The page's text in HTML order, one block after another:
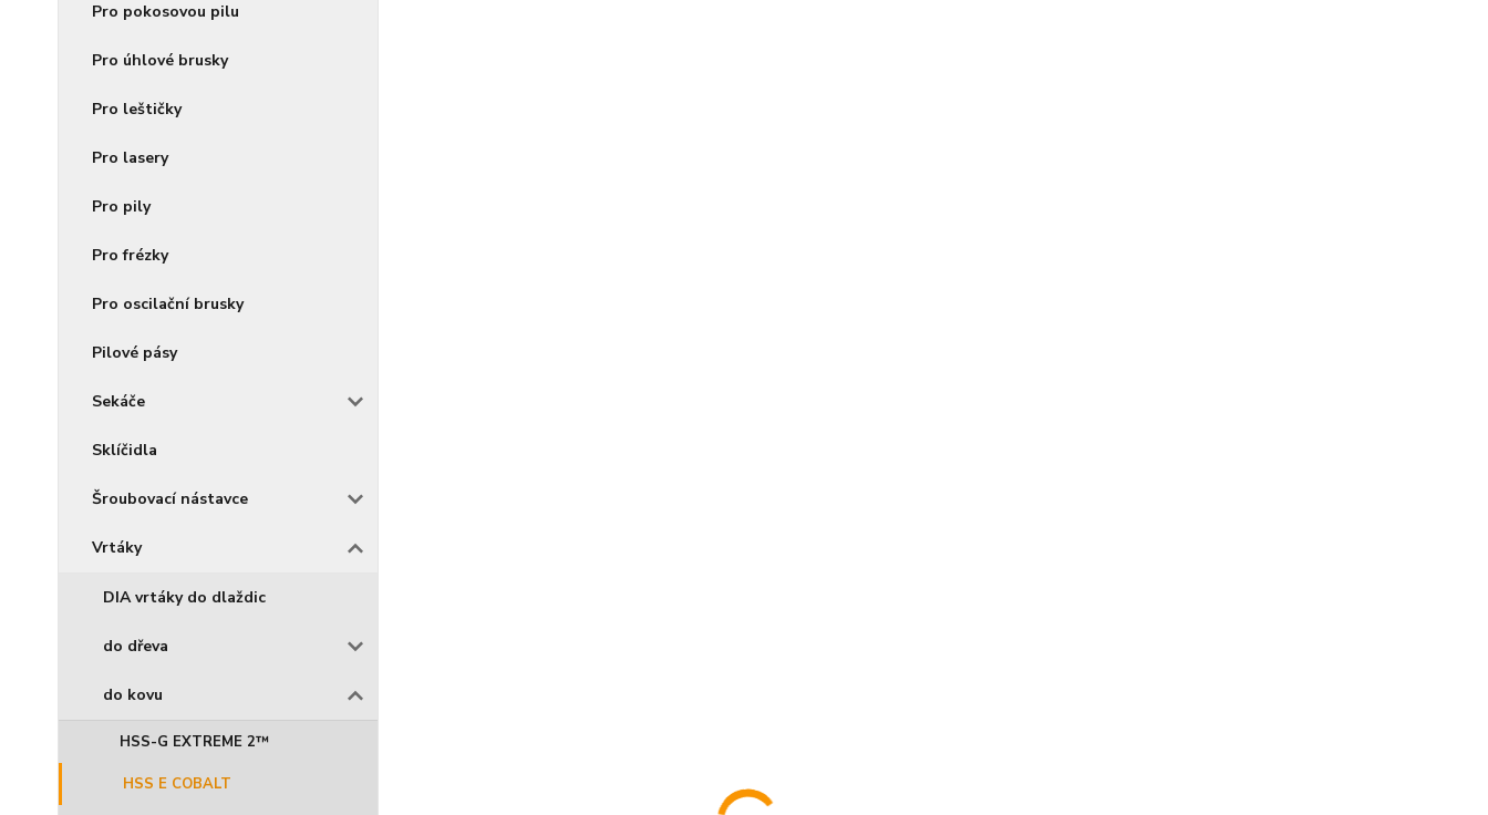
Pro pokosovou pilu
Pro úhlové brusky
Pro leštičky
Pro lasery
Pro pily
Pro frézky
Pro oscilační brusky
Pilové pásy
Sekáče
Sklíčidla
Šroubovací nástavce
Vrtáky
DIA vrtáky do dlaždic
do dřeva
do kovu
HSS-G EXTREME 2™
HSS E COBALT